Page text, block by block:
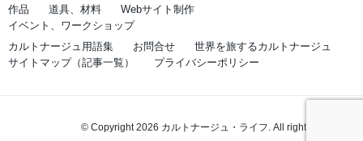
作品
道具、材料
Webサイト制作
イベント、ワークショップ
カルトナージュ用語集
お問合せ
世界を旅するカルトナージュ
サイトマップ（記事一覧）
プライバシーポリシー
© Copyright 2026 カルトナージュ・ライフ. All rights reserved.